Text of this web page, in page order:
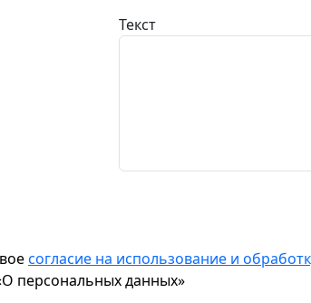
Текст
согласие на использование и
персональных данных»